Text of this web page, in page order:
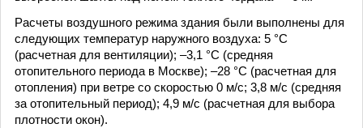
Расчеты воздушного режима здания были выполнены для
следующих температур наружного воздуха: 5 °С
(расчетная для вентиляции); –3,1 °С (средняя
отопительного периода в Москве); –28 °С (расчетная для
отопления) при ветре со скоростью 0 м/с; 3,8 м/с (средняя
за отопительный период); 4,9 м/с (расчетная для выбора
плотности окон).